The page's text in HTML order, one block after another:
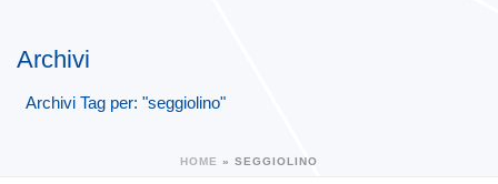
Archivi
Archivi Tag per: "seggiolino"
HOME » SEGGIOLINO